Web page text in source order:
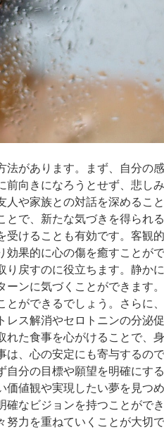
があります。まず、自分の
向きになろうとせず、悲し
や家族との対話を深めるこ
で、新たな気づきを得られ
けることも有効です。客観
果的に心の傷を癒すことがで
戻すのに役立ちます。静か
ンに気づくことができます
ができるでしょう。さらに
ス解消やセロトニンの分泌
た食事を心がけることで、
、心の安定にも寄与するので
分の目標や願望を明確にす
値観や実現したい夢を見つ
なビジョンを持つことがで
力を重ねていくことが大切